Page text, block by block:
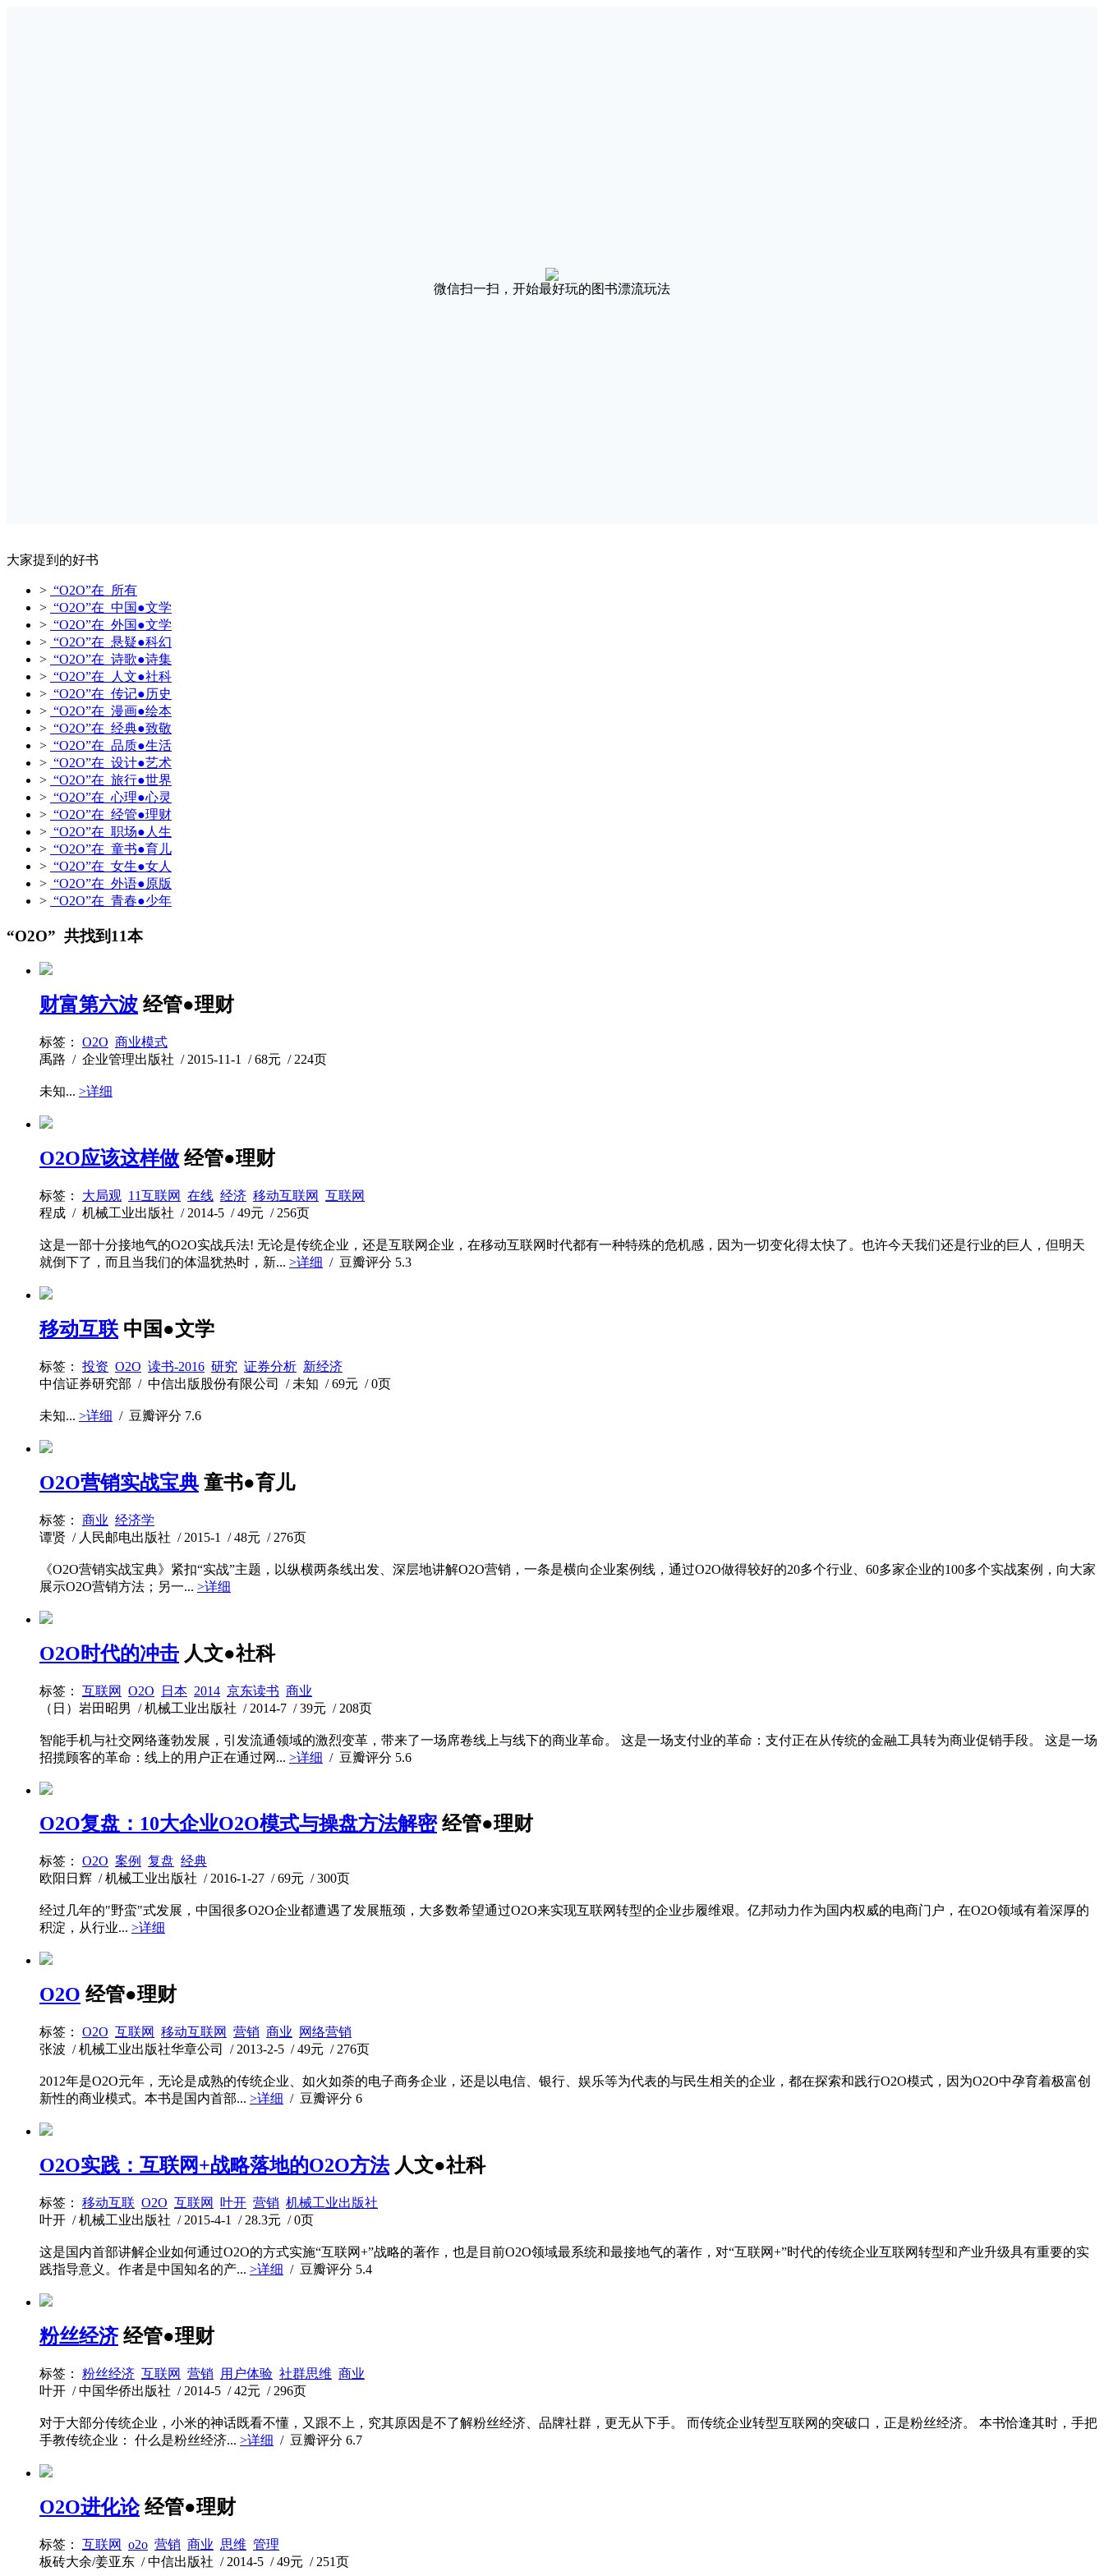
微信扫一扫，开始最好玩的图书漂流玩法
大家提到的好书
> “O2O”在 所有
> “O2O”在 中国●文学
> “O2O”在 外国●文学
> “O2O”在 悬疑●科幻
> “O2O”在 诗歌●诗集
> “O2O”在 人文●社科
> “O2O”在 传记●历史
> “O2O”在 漫画●绘本
> “O2O”在 经典●致敬
> “O2O”在 品质●生活
> “O2O”在 设计●艺术
> “O2O”在 旅行●世界
> “O2O”在 心理●心灵
> “O2O”在 经管●理财
> “O2O”在 职场●人生
> “O2O”在 童书●育儿
> “O2O”在 女生●女人
> “O2O”在 外语●原版
> “O2O”在 青春●少年
“O2O” 共找到11本
财富第六波 经管●理财
标签： O2O 商业模式
禹路 / 企业管理出版社 / 2015-11-1 / 68元 / 224页
未知... >详细
O2O应该这样做 经管●理财
标签： 大局观 11互联网 在线 经济 移动互联网
互联网
程成 / 机械工业出版社 / 2014-5 / 49元 / 256页
这是一部十分接地气的O2O实战兵法! 无论是传统企业，还是互联网企业，在移动互联网时代都有一种特殊的危机感，因为一切变化得太快了。也许今天我们还是行业的巨人，但明天
就倒下了，而且当我们的体温犹热时，新... >详细 / 豆瓣评分 5.3
移动互联 中国●文学
标签： 投资 O2O 读书-2016 研究 证券分析 新经济
中信证券研究部 / 中信出版股份有限公司 / 未知 / 69元 / 0页
未知... >详细 / 豆瓣评分 7.6
O2O营销实战宝典 童书●育儿
标签： 商业 经济学
谭贤 / 人民邮电出版社 / 2015-1 / 48元 / 276页
《O2O营销实战宝典》紧扣“实战”主题，以纵横两条线出发、深层地讲解O2O营销，一条是横向企业案例线，通过O2O做得较好的20多个行业、60多家企业的100多个实战案例，向大家
展示O2O营销方法；另一... >详细
O2O时代的冲击 人文●社科
标签： 互联网 O2O 日本 2014 京东读书 商业
（日）岩田昭男 / 机械工业出版社 / 2014-7 / 39元 / 208页
智能手机与社交网络蓬勃发展，引发流通领域的激烈变革，带来了一场席卷线上与线下的商业革命。 这是一场支付业的革命：支付正在从传统的金融工具转为商业促销手段。 这是一场
招揽顾客的革命：线上的用户正在通过网... >详细 / 豆瓣评分 5.6
O2O复盘：10大企业O2O模式与操盘方法解密 经管●理财
标签： O2O 案例 复盘 经典
欧阳日辉 / 机械工业出版社 / 2016-1-27 / 69元 / 300页
经过几年的"野蛮"式发展，中国很多O2O企业都遭遇了发展瓶颈，大多数希望通过O2O来实现互联网转型的企业步履维艰。亿邦动力作为国内权威的电商门户，在O2O领域有着深厚的
积淀，从行业... >详细
O2O 经管●理财
标签： O2O 互联网 移动互联网 营销 商业
网络营销
张波 / 机械工业出版社华章公司 / 2013-2-5 / 49元 / 276页
2012年是O2O元年，无论是成熟的传统企业、如火如荼的电子商务企业，还是以电信、银行、娱乐等为代表的与民生相关的企业，都在探索和践行O2O模式，因为O2O中孕育着极富创
新性的商业模式。本书是国内首部... >详细 / 豆瓣评分 6
O2O实践：互联网+战略落地的O2O方法 人文●社科
标签： 移动互联 O2O 互联网 叶开 营销 机械工业出版社
叶开 / 机械工业出版社 / 2015-4-1 / 28.3元 / 0页
这是国内首部讲解企业如何通过O2O的方式实施“互联网+”战略的著作，也是目前O2O领域最系统和最接地气的著作，对“互联网+”时代的传统企业互联网转型和产业升级具有重要的实
践指导意义。作者是中国知名的产... >详细 / 豆瓣评分 5.4
粉丝经济 经管●理财
标签： 粉丝经济 互联网 营销 用户体验 社群思维 商业
叶开 / 中国华侨出版社 / 2014-5 / 42元 / 296页
对于大部分传统企业，小米的神话既看不懂，又跟不上，究其原因是不了解粉丝经济、品牌社群，更无从下手。 而传统企业转型互联网的突破口，正是粉丝经济。 本书恰逢其时，手把
手教传统企业： 什么是粉丝经济... >详细 / 豆瓣评分 6.7
O2O进化论 经管●理财
标签： 互联网 o2o 营销 商业 思维 管理
板砖大余/姜亚东 / 中信出版社 / 2014-5 / 49元 / 251页